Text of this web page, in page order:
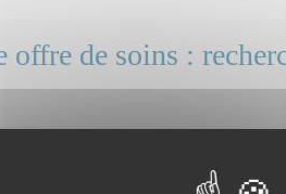
offre de soins :
Chef de service adjoint.